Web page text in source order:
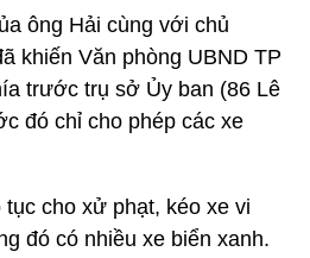
ông Hải cùng với chủ
khiến Văn phòng UBND TP
trước trụ sở Ủy ban (86 Lê
đó chỉ cho phép các xe
tục cho xử phạt, kéo xe vi
đó có nhiều xe biển xanh.